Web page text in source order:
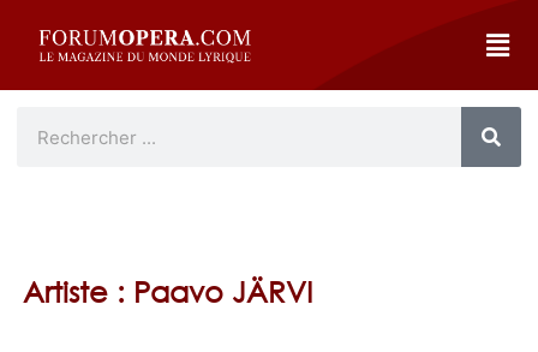
Artiste : Paavo JÄRVI